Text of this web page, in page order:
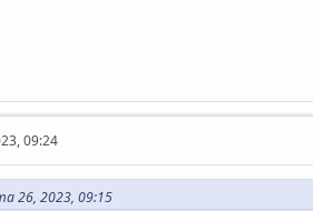
09:24
26, 2023, 09:15